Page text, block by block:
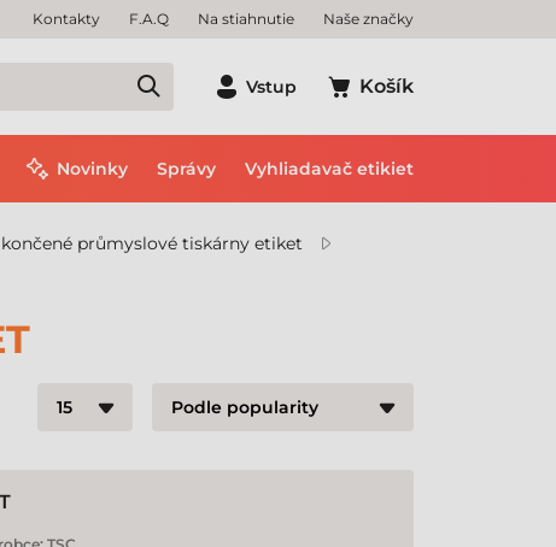
Kontakty F.A.Q Na stiahnutie Naše značky
Vstup Košík
Novinky Správy Vyhliadavač etikiet
průmyslové tiskárny etiket